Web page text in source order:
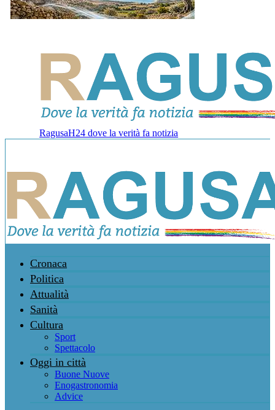
RagusaH24 dove la verità fa notizia
Cronaca
Politica
Attualità
Sanità
Cultura
Sport
Spettacolo
Oggi in città
Buone Nuove
Enogastronomia
Advice